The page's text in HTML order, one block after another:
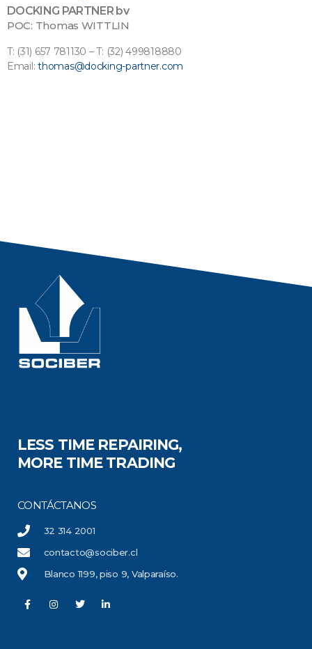
DOCKING PARTNER bv
POC: Thomas WITTLIN
T: (31) 657 781130 – T: (32) 499818880
Email:thomas@docking-partner.com
LESS TIME REPAIRING,
MORE TIME TRADING
CONTÁCTANOS
32 314 2001
contacto@sociber.cl
Blanco 1199, piso 9, Valparaíso.